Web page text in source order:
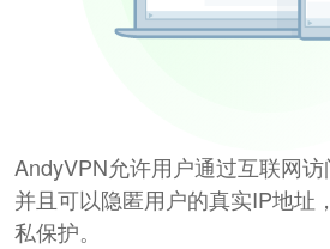
AndyVPN允许用户通过互联网访
并且可以隐匿用户的真实IP地址
私保护。